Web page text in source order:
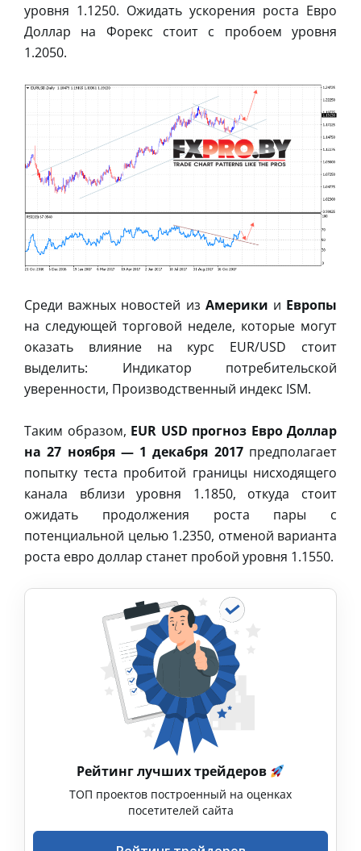
уровня 1.1250. Ожидать ускорения роста Евро
Доллар на Форекс стоит с пробоем уровня
1.2050.
Среди важных новостей из Америки и Европы
на следующей торговой неделе, которые могут
оказать влияние на курс EUR/USD стоит
выделить: Индикатор потребительской
уверенности, Производственный индекс ISM.
Таким образом, EUR USD прогноз Евро Доллар
на 27 ноября — 1 декабря 2017предполагает
попытку теста пробитой границы нисходящего
канала вблизи уровня 1.1850, откуда стоит
ожидать продолжения роста пары с
потенциальной целью 1.2350, отменой варианта
роста евро доллар станет пробой уровня 1.1550.
Рейтинг лучших трейдеров
ТОП проектов построенный на оценках
посетителей сайта